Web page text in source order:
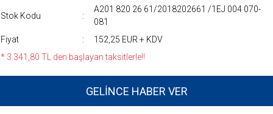
Stok Kodu
A201 820 26 61/2018202661 /1EJ 004 070-
081
Fiyat
152,25 EUR + KDV
* 3.341,80 TL den başlayan taksitlerle!!
GELİNCE HABER VER